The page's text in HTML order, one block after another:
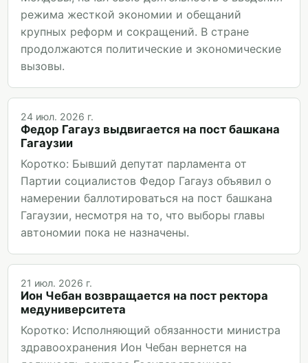
режима жесткой экономии и обещаний
крупных реформ и сокращений. В стране
продолжаются политические и экономические
вызовы.
24 июл. 2026 г.
Федор Гагауз выдвигается на пост башкана
Гагаузии
Коротко: Бывший депутат парламента от
Партии социалистов Федор Гагауз объявил о
намерении баллотироваться на пост башкана
Гагаузии, несмотря на то, что выборы главы
автономии пока не назначены.
21 июл. 2026 г.
Ион Чебан возвращается на пост ректора
медуниверситета
Коротко: Исполняющий обязанности министра
здравоохранения Ион Чебан вернется на